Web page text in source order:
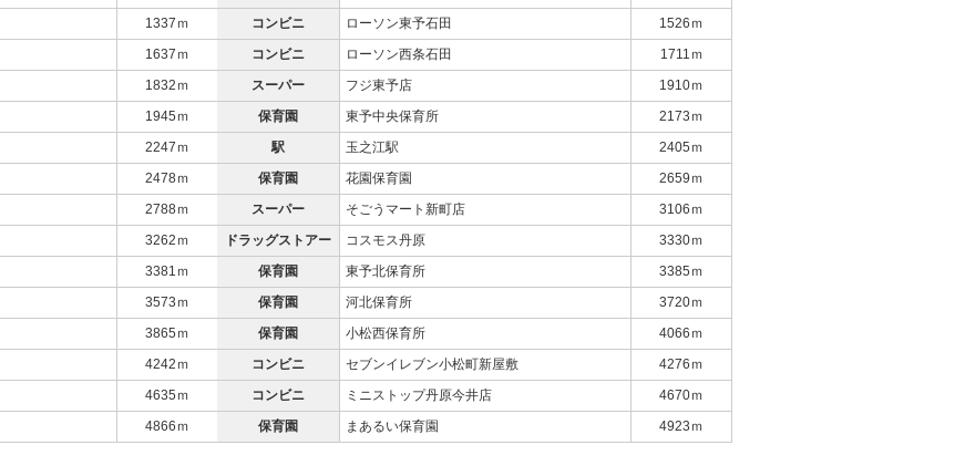
1337ｍ コンビニ ローソン東予石田
1526ｍ
1637ｍ コンビニ ローソン西条石田
1711ｍ
1832ｍ スーパー フジ東予店
1910ｍ
1945ｍ 保育園 東予中央保育所
2173ｍ
2247ｍ 駅 玉之江駅
2405ｍ
2478ｍ 保育園 花園保育園
2659ｍ
2788ｍ スーパー そごうマート新町店
3106ｍ
3262ｍ ドラッグストアー コスモス丹原
3330ｍ
3381ｍ 保育園 東予北保育所
3385ｍ
3573ｍ 保育園 河北保育所
3720ｍ
3865ｍ 保育園 小松西保育所
4066ｍ
4242ｍ コンビニ セブンイレブン小松町新屋敷
4276ｍ
4635ｍ コンビニ ミニストップ丹原今井店
4670ｍ
4866ｍ 保育園 まあるい保育園 4923ｍ